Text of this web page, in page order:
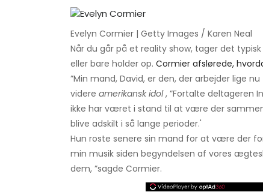
Evelyn Cormier | Getty Images / Karen Neal
Når du går på et reality show, tager det
eller bare holder op. Cormier afslørede,
”Min mand, David, er den, der arbejder lige
videre amerikansk idol, ”Fortalte deltageren
ikke har været i stand til at være der
blive adskilt i så lange perioder.'
Hun roste senere sin mand for at være der
min musik siden begyndelsen af ​​vores
dem, ”sagde Cormier.